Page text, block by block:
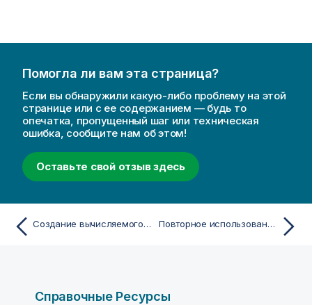
Помогла ли вам эта страница?
Если вы обнаружили какую-либо проблему на этой
странице или с ее содержанием — будь то
опечатка, пропущенный шаг или техническая
ошибка, сообщите нам об этом!
Оставьте свой отзыв здесь
Создание вычисляемого измерения Повторное использование мер с основными мерами
Справочные Ресурсы